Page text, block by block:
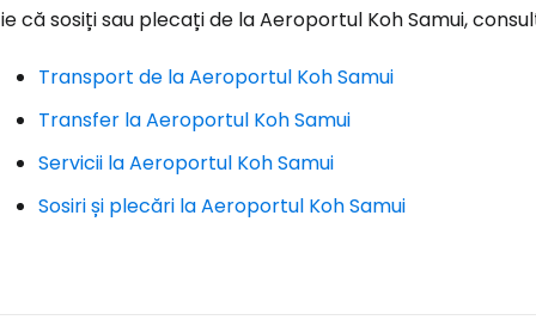
că sosiți sau plecați de la Aeroportul Koh Samui,
Transport de la Aeroportul Koh Samui
Transfer la Aeroportul Koh Samui
Servicii la Aeroportul Koh Samui
Sosiri și plecări la Aeroportul Koh Samui